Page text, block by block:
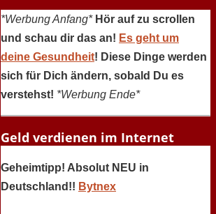
*Werbung Anfang* Hör auf zu scrollen
und schau dir das an! Es geht um
deine Gesundheit! Diese Dinge werden
sich für Dich ändern, sobald Du es
verstehst! *Werbung Ende*
Geld verdienen im Internet
Geheimtipp! Absolut NEU in
Deutschland!! Bytnex